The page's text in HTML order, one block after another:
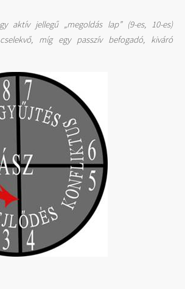
aktív jellegű „megoldás lap” (9-es, 10-es)
míg egy passzív befogadó, kiváró